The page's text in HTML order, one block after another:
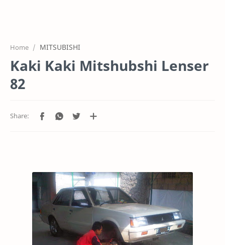
PROJEK
Home MITSUBISHI
Kaki Kaki Mitshubshi Lenser
82